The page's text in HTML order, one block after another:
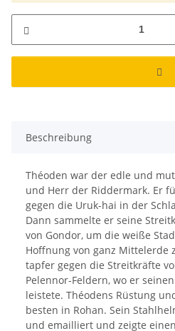
Beschreibung
Théoden war der edle und
und Herr der Riddermark. Er
gegen die Uruk-hai in der
Dann sammelte er seine
von Gondor, um die weiße
Hoffnung von ganz Mittelerde
tapfer gegen die Streitkräfte
Pelennor-Feldern, wo er
leistete. Théodens Rüstung
besten in Rohan. Sein
und emailliert und zeigte